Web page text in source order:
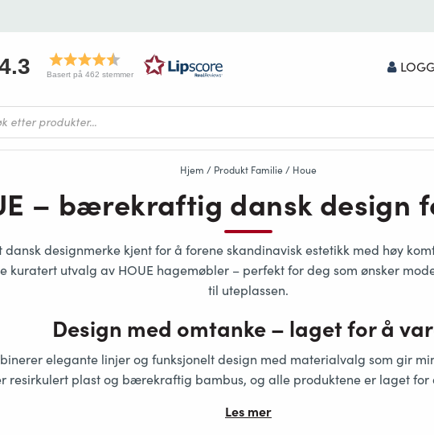
Basert på 462 stemmer
Hjem / Produkt Familie / Houe
– bærekraftig dansk design
dansk designmerkekjent for å foreneskandinavisk estetikk med høy
kuratert utvalg av HOUE hagemøbler – perfekt for deg som ønsker
til uteplassen.
Design med omtanke – laget for å
elegante linjer og funksjonelt design med materialvalg som gir
resirkulert plast og bærekraftig bambus, og alle produktene er laget
Les mer